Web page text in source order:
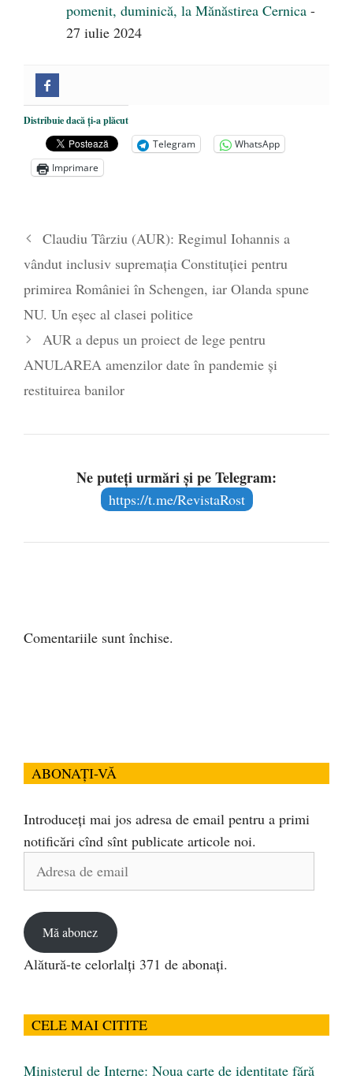
pomenit, duminică, la Mănăstirea Cernica -
27 iulie 2024
Distribuie dacă ți-a plăcut
Telegram
WhatsApp
Imprimare
Claudiu Târziu (AUR): Regimul Iohannis a
vândut inclusiv supremația Constituției pentru
primirea României în Schengen, iar Olanda spune
NU. Un eșec al clasei politice
AUR a depus un proiect de lege pentru
ANULAREA amenzilor date în pandemie și
restituirea banilor
Ne puteți urmări și pe Telegram:
https://t.me/RevistaRost
Comentariile sunt închise.
ABONAȚI-VĂ
Introduceți mai jos adresa de email pentru a primi
notificări cînd sînt publicate articole noi.
Adresa
Mă abonez
Alătură-te celorlalți 371 de abonați.
CELE MAI CITITE
Ministerul de Interne: Noua carte de identitate fără